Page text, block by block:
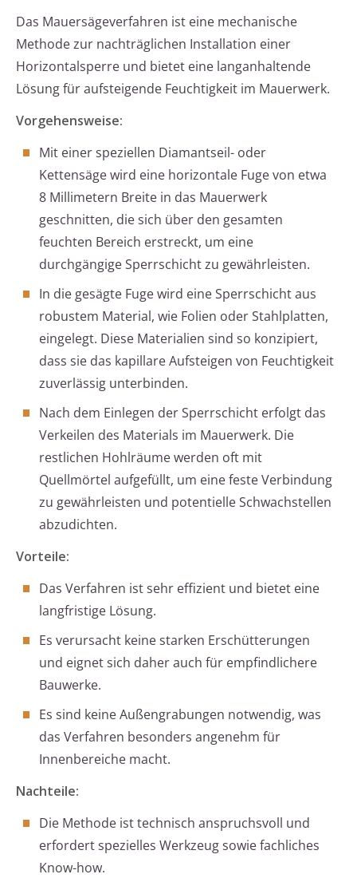
Das Mauersägeverfahren ist eine mechanische
Methode zur nachträglichen Installation einer
Horizontalsperre und bietet eine langanhaltende
Lösung für aufsteigende Feuchtigkeit im Mauerwerk.
Vorgehensweise:
Mit einer speziellen Diamantseil- oder
Kettensäge wird eine horizontale Fuge von etwa
8 Millimetern Breite in das Mauerwerk
geschnitten, die sich über den gesamten
feuchten Bereich erstreckt, um eine
durchgängige Sperrschicht zu gewährleisten.
In die gesägte Fuge wird eine Sperrschicht aus
robustem Material, wie Folien oder Stahlplatten,
eingelegt. Diese Materialien sind so konzipiert,
dass sie das kapillare Aufsteigen von Feuchtigkeit
zuverlässig unterbinden.
Nach dem Einlegen der Sperrschicht erfolgt das
Verkeilen des Materials im Mauerwerk. Die
restlichen Hohlräume werden oft mit
Quellmörtel aufgefüllt, um eine feste Verbindung
zu gewährleisten und potentielle Schwachstellen
abzudichten.
Vorteile:
Das Verfahren ist sehr effizient und bietet eine
langfristige Lösung.
Es verursacht keine starken Erschütterungen
und eignet sich daher auch für empfindlichere
Bauwerke.
Es sind keine Außengrabungen notwendig, was
das Verfahren besonders angenehm für
Innenbereiche macht.
Nachteile:
Die Methode ist technisch anspruchsvoll und
erfordert spezielles Werkzeug sowie fachliches
Know-how.